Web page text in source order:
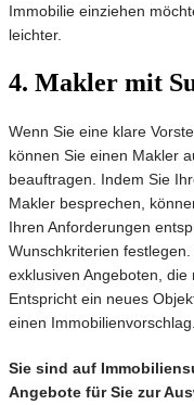
Immobilie einziehen
leichter.
4. Makler mit
Wenn Sie eine klare
können Sie einen Makler
beauftragen. Indem Sie
Makler besprechen,
Ihren Anforderungen
Wunschkriterien
exklusiven Angeboten, die
Entspricht ein neues
einen Immobilienvorschlag.
Sie sind auf
Angebote für Sie zur